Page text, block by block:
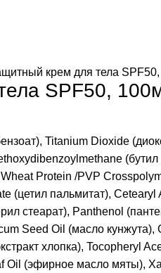
крем для тела
SPF50,
Titanium Dioxide
Protein /PVP
(цетил пальмитат),
стеарат), Panthenol
Seed Oil (масло
хлопка), Tocopheryl
Oil (эфирное масло мяты),